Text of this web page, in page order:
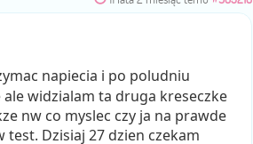
napiecia i po poludniu
widzialam ta druga kreseczke
nw co myslec czy ja na prawde
Dzisiaj 27 dzien czekam